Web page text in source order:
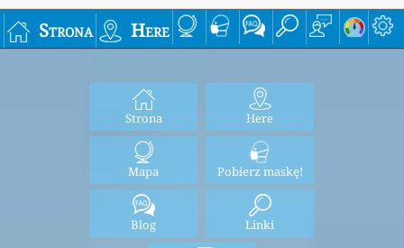
Strona Here
Strona Here
Mapa Pobierz maskę!
Blog Linki